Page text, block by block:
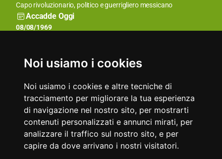
Noi usiamo i cookies
Noi usiamo i cookies e altre tecniche di
tracciamento per migliorare la tua esperienza
di navigazione nel nostro sito, per mostrarti
contenuti personalizzati e annunci mirati, per
analizzare il traffico sul nostro sito, e per
capire da dove arrivano i nostri visitatori.
Cantautore, compositore e cabarettista italiano
Capo rivoluzionario, politico e guerrigliero messicano
Accadde Oggi
08/08/1786
08/08/1969
Aforismi
La passione per la distruzione è anche una passione creativa.
Il tatto è la capacità di descrivere gli altri come loro stessi si
Abraham Lincoln